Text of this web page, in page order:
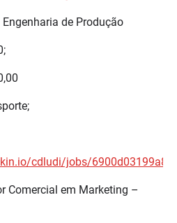
de Produção
cdludi/jobs/
Comercial em Marketing –